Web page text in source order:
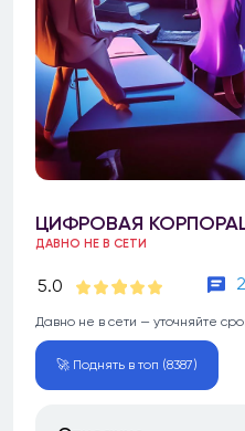
ЦИФРОВАЯ
ДАВНО НЕ В СЕТИ
5.0
Давно не в сети — уточняйте
🚀 Поднять в топ (8387)